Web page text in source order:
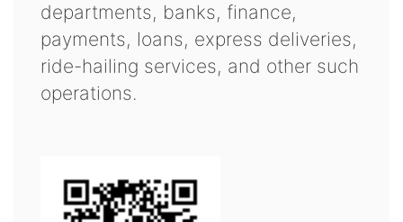
departments, banks, finance,
payments, loans, express deliveries,
ride-hailing services, and other such
operations.